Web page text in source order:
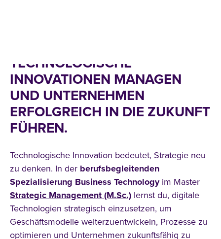
TECHNOLOGISCHE
INNOVATIONEN MANAGEN
UND UNTERNEHMEN
ERFOLGREICH IN DIE ZUKUNFT
FÜHREN.
Technologische Innovation bedeutet, Strategie neu
zu denken. In der berufsbegleitenden
Spezialisierung Business Technologyim Master
Strategic Management (M.Sc.) lernst du, digitale
Technologien strategisch einzusetzen, um
Geschäftsmodelle weiterzuentwickeln, Prozesse zu
optimieren und Unternehmen zukunftsfähig zu